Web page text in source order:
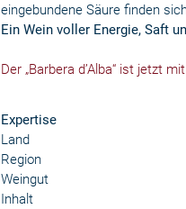
eingebundene Säure finden
Ein Wein voller Energie, Saft
Der „Barbera d’Alba“ ist jetzt
Expertise
Land
Region
Weingut
Inhalt